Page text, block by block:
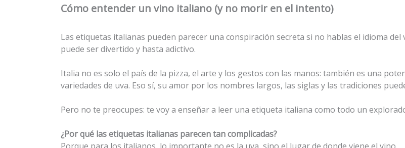
Cómo entender un vino italiano (y no morir en el intento)
Las etiquetas italianas pueden parecer una conspiración secreta si no hablas el idioma
puede ser divertido y hasta adictivo.
Italia no es solo el país de la pizza, el arte y los gestos con las manos: también es una
variedades de uva. Eso sí, su amor por los nombres largos, las siglas y las tradiciones
Pero no te preocupes: te voy a enseñar a leer una etiqueta italiana como todo un
¿Por qué las etiquetas italianas parecen tan complicadas?